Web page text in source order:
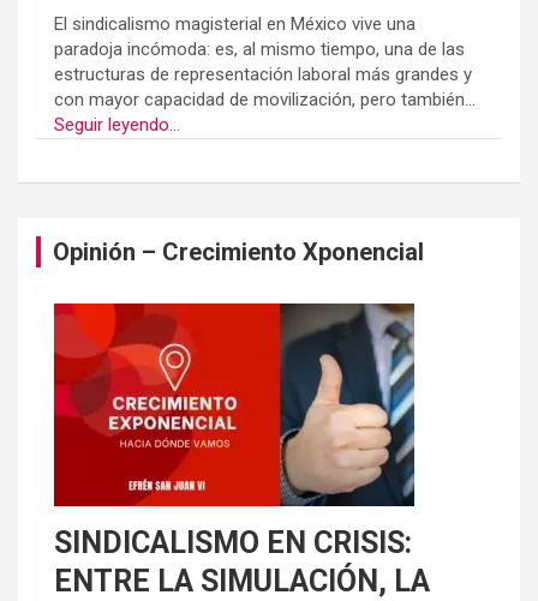
El sindicalismo magisterial en México vive una
paradoja incómoda: es, al mismo tiempo, una de las
estructuras de representación laboral más grandes y
con mayor capacidad de movilización, pero también...
Seguir leyendo...
Opinión – Crecimiento Xponencial
SINDICALISMO EN CRISIS:
ENTRE LA SIMULACIÓN, LA